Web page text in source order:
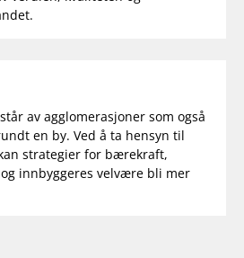
av agglomerasjoner som også
en by. Ved å ta hensyn til
strategier for bærekraft,
innbyggeres velvære bli mer